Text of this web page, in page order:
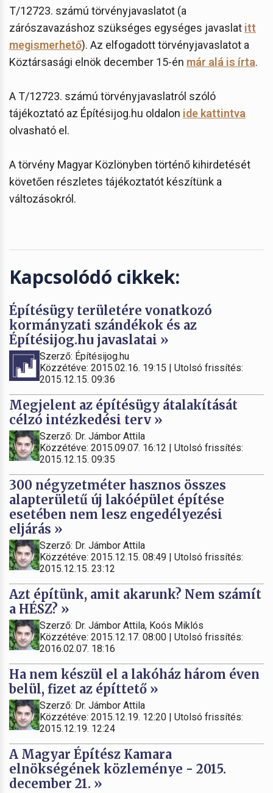
T/12723. számú törvényjavaslatot (a
zárószavazáshoz szükséges egységes javaslat itt
megismerhető). Az elfogadott törvényjavaslatot a
Köztársasági elnök december 15-én már alá is írta.
A T/12723. számú törvényjavaslatról szóló
tájékoztató az Építésijog.hu oldalon ide kattintva
olvasható el.
A törvény Magyar Közlönyben történő kihirdetését
követően részletes tájékoztatót készítünk a
változásokról.
Kapcsolódó cikkek:
Építésügy területére vonatkozó
kormányzati szándékok és az
Építésijog.hu javaslatai »
Szerző: Építésijog.hu
Közzétéve: 2015.02.16. 19:15 | Utolsó frissítés:
2015.12.15. 09:36
Megjelent az építésügy átalakítását
célzó intézkedési terv »
Szerző: Dr. Jámbor Attila
Közzétéve: 2015.09.07. 16:12 | Utolsó frissítés:
2015.12.15. 09:35
300 négyzetméter hasznos összes
alapterületű új lakóépület építése
esetében nem lesz engedélyezési
eljárás »
Szerző: Dr. Jámbor Attila
Közzétéve: 2015.12.15. 08:49 | Utolsó frissítés:
2015.12.15. 23:12
Azt építünk, amit akarunk? Nem számít
a HÉSZ? »
Szerző: Dr. Jámbor Attila, Koós Miklós
Közzétéve: 2015.12.17. 08:00 | Utolsó frissítés:
2016.02.07. 18:16
Ha nem készül el a lakóház három éven
belül, fizet az építtető »
Szerző: Dr. Jámbor Attila
Közzétéve: 2015.12.19. 12:20 | Utolsó frissítés:
2015.12.19. 12:24
A Magyar Építész Kamara
elnökségének közleménye - 2015.
december 21. »